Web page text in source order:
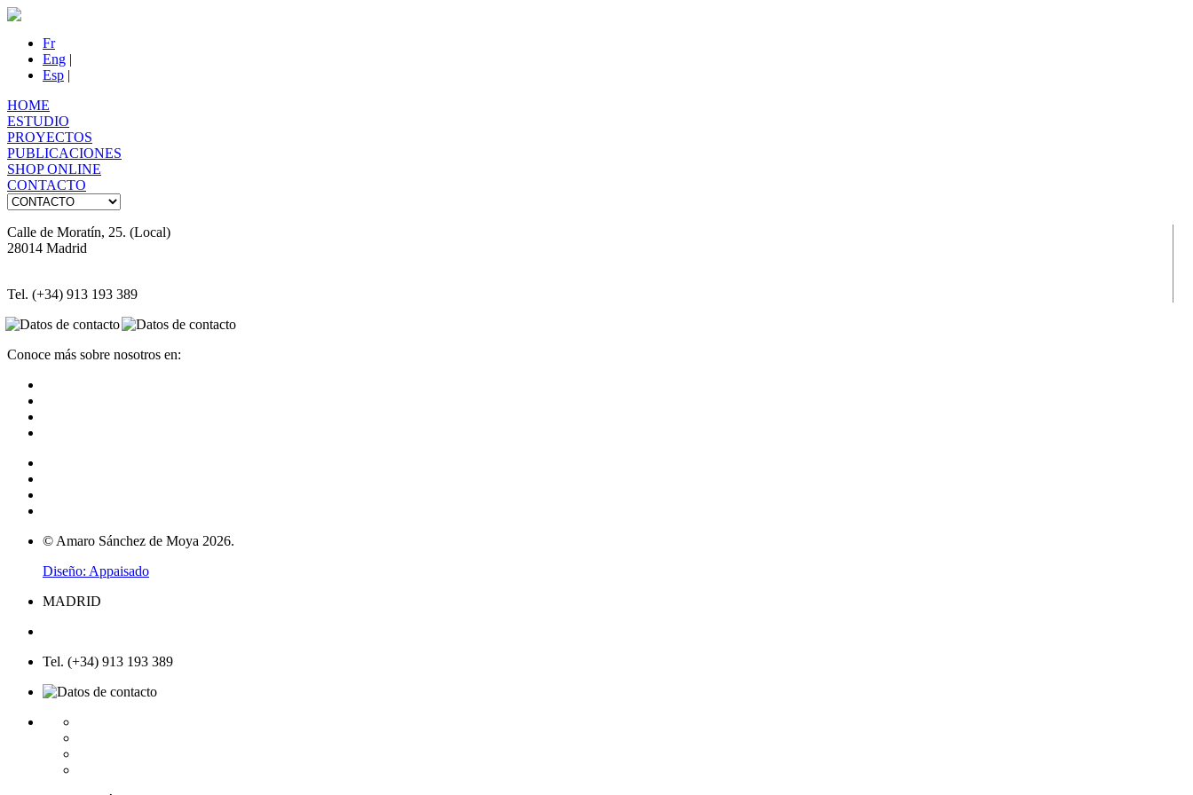
Fr
Eng |
Esp |
HOME
ESTUDIO
PROYECTOS
PUBLICACIONES
SHOP ONLINE
CONTACTO
Calle de Moratín, 25. (Local)
28014 Madrid
Tel. (+34) 913 193 389
Conoce más sobre nosotros en:
© Amaro Sánchez de Moya 2026.
Diseño: Appaisado
MADRID
Tel. (+34) 913 193 389